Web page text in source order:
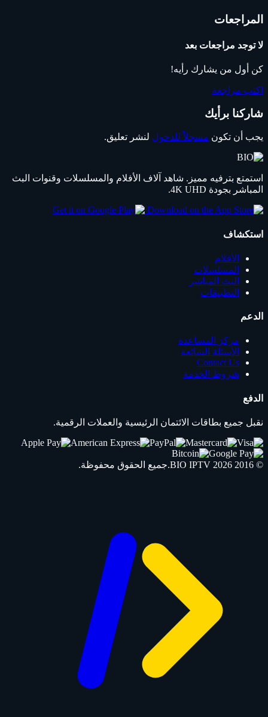
المراجعات
لا توجد مراجعات بعد
كن أول من يشارك رأيه!
اكتب مراجعة
شاركنا برأيك
يجب أن تكون مسجلاً للدخول لنشر تعليق.
استمتع بترفيه مميز. شاهد آلاف الأفلام والمسلسلات وقنوات البث
المباشر بجودة 4K UHD.
استكشاف
الأفلام
المسلسلات
البث المباشر
التطبيقات
الدعم
مركز المساعدة
الأسئلة الشائعة
Contact Us
شروط الخدمة
الدفع
نقبل جميع بطاقات الائتمان الرئيسية والعملات الرقمية.
© 2016 2026
BIO IPTV .جميع الحقوق محفوظة.